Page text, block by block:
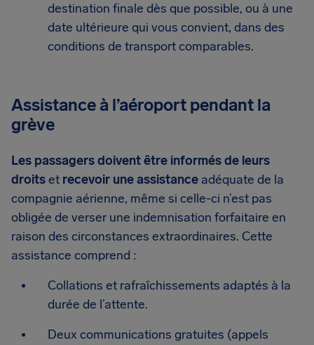
destination finale dès que possible, ou à une
date ultérieure qui vous convient, dans des
conditions de transport comparables.
Assistance à l’aéroport pendant la
grève
Les passagers doivent être informés de leurs
droitset recevoir une assistance adéquate de la
compagnie aérienne, même si celle-ci n’est pas
obligée de verser une indemnisation forfaitaire en
raison des circonstances extraordinaires. Cette
assistance comprend :
Collations et rafraîchissements adaptés à la
durée de l’attente.
Deux communications gratuites (appels